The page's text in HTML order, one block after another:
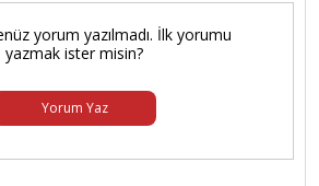
yorum yazılmadı. İlk yorumu
yazmak ister misin?
Yorum Yaz